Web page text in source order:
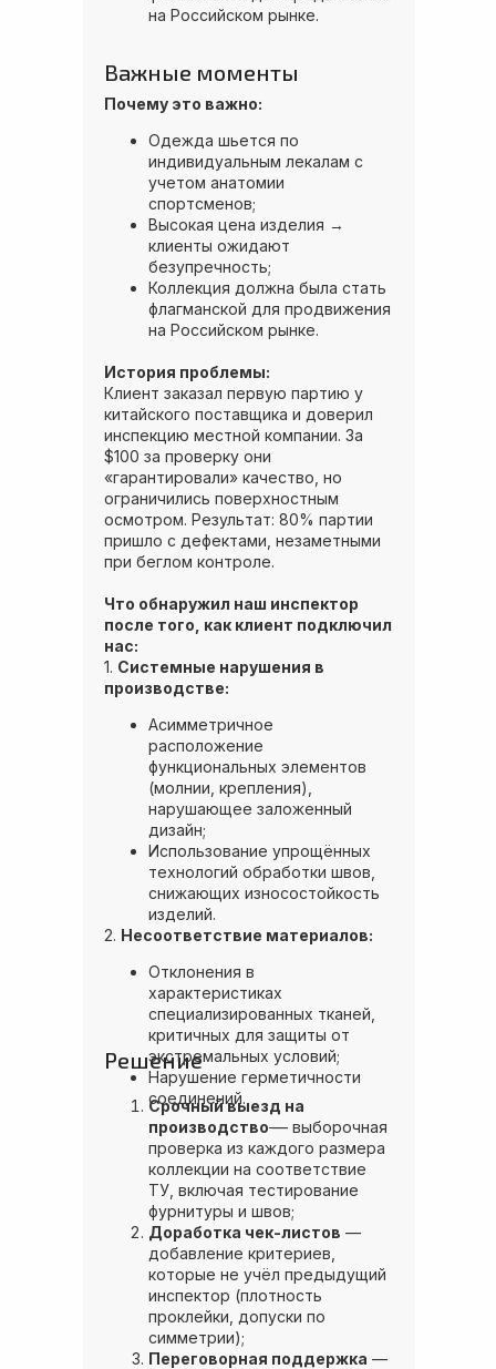
Срочный выезд на
производство — выборочная
проверка из каждого размера
коллекции на соответствие
ТУ, включая тестирование
фурнитуры и швов;
Доработка чек-листов —
добавление критериев,
которые не учёл предыдущий
инспектор (плотность
проклейки, допуски по
симметрии);
Переговорная поддержка —
Решение
Почему это важно:
Одежда шьется по
индивидуальным лекалам с
учетом анатомии
спортсменов;
Высокая цена изделия →
клиенты ожидают
безупречность;
Коллекция должна была стать
флагманской для продвижения
на Российском рынке.
История проблемы:
Клиент заказал первую партию у
китайского поставщика и доверил
инспекцию местной компании. За
$100 за проверку они
«гарантировали» качество, но
ограничились поверхностным
осмотром. Результат: 80% партии
пришло с дефектами, незаметными
при беглом контроле.
Что обнаружил наш инспектор
после того, как клиент подключил
нас:
1. Системные нарушения в
производстве:
Асимметричное
расположение
функциональных элементов
(молнии, крепления),
нарушающее заложенный
дизайн;
Использование упрощённых
технологий обработки швов,
снижающих износостойкость
изделий.
2. Несоответствие материалов:
Отклонения в
характеристиках
специализированных тканей,
критичных для защиты от
экстремальных условий;
Нарушение герметичности
соединений.
Важные моменты
на Российском рынке.